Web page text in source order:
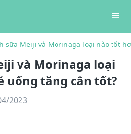
sữa Meiji và Morinaga loại nào tốt
và Morinaga loại
uống tăng cân tốt?
2023